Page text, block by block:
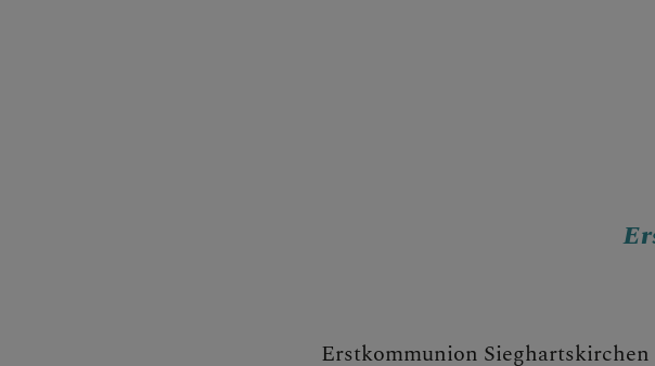
Erstkommunion Sieghartskirchen